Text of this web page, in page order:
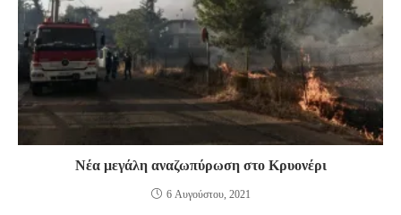
Νέα μεγάλη αναζωπύρωση στο Κρυονέρι
6 Αυγούστου, 2021